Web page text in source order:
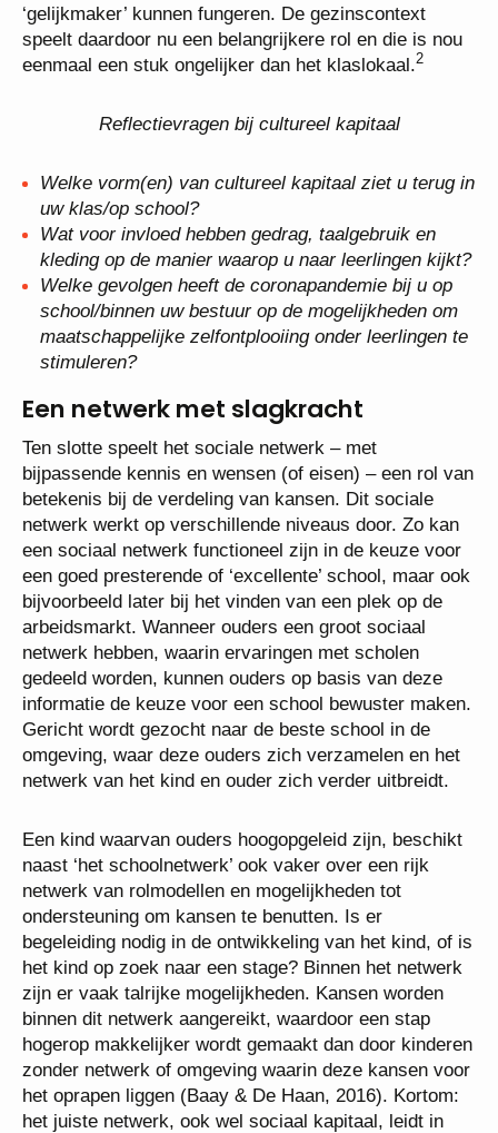
‘gelijkmaker’ kunnen fungeren. De gezinscontext
speelt daardoor nu een belangrijkere rol en die is nou
eenmaal een stuk ongelijker dan het klaslokaal.2
Reflectievragen bij cultureel kapitaal
Welke vorm(en) van cultureel kapitaal ziet u terug in
uw klas/op school?
Wat voor invloed hebben gedrag, taalgebruik en
kleding op de manier waarop u naar leerlingen kijkt?
Welke gevolgen heeft de coronapandemie bij u op
school/binnen uw bestuur op de mogelijkheden om
maatschappelijke zelfontplooiing onder leerlingen te
stimuleren?
Een netwerk met slagkracht
Ten slotte speelt het sociale netwerk – met
bijpassende kennis en wensen (of eisen) – een rol van
betekenis bij de verdeling van kansen. Dit sociale
netwerk werkt op verschillende niveaus door. Zo kan
een sociaal netwerk functioneel zijn in de keuze voor
een goed presterende of ‘excellente’ school, maar ook
bijvoorbeeld later bij het vinden van een plek op de
arbeidsmarkt. Wanneer ouders een groot sociaal
netwerk hebben, waarin ervaringen met scholen
gedeeld worden, kunnen ouders op basis van deze
informatie de keuze voor een school bewuster maken.
Gericht wordt gezocht naar de beste school in de
omgeving, waar deze ouders zich verzamelen en het
netwerk van het kind en ouder zich verder uitbreidt.
Een kind waarvan ouders hoogopgeleid zijn, beschikt
naast ‘het schoolnetwerk’ ook vaker over een rijk
netwerk van rolmodellen en mogelijkheden tot
ondersteuning om kansen te benutten. Is er
begeleiding nodig in de ontwikkeling van het kind, of is
het kind op zoek naar een stage? Binnen het netwerk
zijn er vaak talrijke mogelijkheden. Kansen worden
binnen dit netwerk aangereikt, waardoor een stap
hogerop makkelijker wordt gemaakt dan door kinderen
zonder netwerk of omgeving waarin deze kansen voor
het oprapen liggen (Baay & De Haan, 2016). Kortom:
het juiste netwerk, ook wel sociaal kapitaal, leidt in